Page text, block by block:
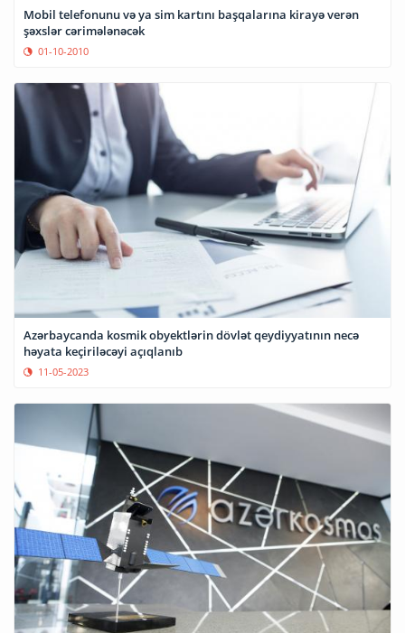
Mobil telefonunu və ya sim kartını başqalarına kirayə verən
şəxslər cərimələnəcək
01-10-2010
Azərbaycanda kosmik obyektlərin dövlət qeydiyyatının necə
həyata keçiriləcəyi açıqlanıb
11-05-2023